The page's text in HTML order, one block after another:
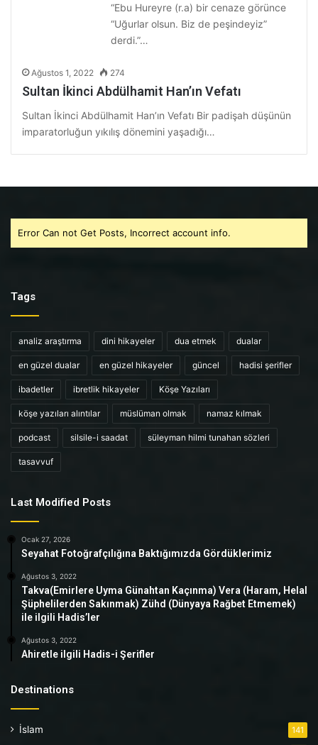
“Ebu Hureyre (r.a) bir cenaze görünce
“Uğurlar olsun. Biz de peşindeyiz”
derdi.”…
Ağustos 1, 2022 274
Sultan İkinci Abdülhamit Han’ın Vefatı
Sultan İkinci Abdülhamit Han’ın Vefatı Bir padişah düşünün
imparatorluğun yıkılış dönemini yaşadığı…
Error Can not Get Posts, Incorrect account info.
Tags
analiz araştırma dini hikayeler dua etmek dualar
en güzel dualar en güzel hikayeler güncel hadisi şerifler
ibadetler ibretlik hikayeler Köşe Yazıları
köşe yazıları alıntılar müslüman olmak namaz kılmak
podcast silsile-i saadat süleyman hilmi tunahan sözleri
tasavvuf
Last Modified Posts
Ocak 27, 2026
Seyahat Fotoğrafçılığına Baktığımızda Gördüklerimiz
Ağustos 3, 2022
Takva(Emirlere Uyma Günahtan Kaçınma) Vera (Haram, Helal
Şüphelilerden Sakınmak) Zühd (Dünyaya Rağbet Etmemek)
ile ilgili Hadis’ler
Ağustos 3, 2022
Ahiretle ilgili Hadis-i Şerifler
Destinations
İslam 141